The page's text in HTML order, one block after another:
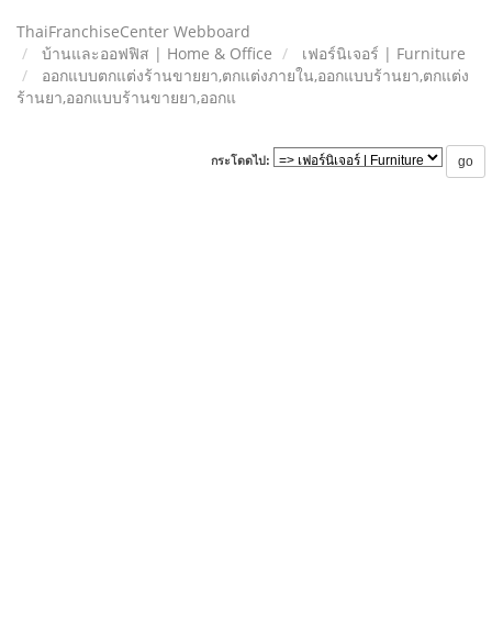
ThaiFranchiseCenter Webboard
บ้านและออฟฟิส | Home & Office
เฟอร์นิเจอร์ | Furniture
ออกแบบตกแต่งร้านขายยา,ตกแต่งภายใน,ออกแบบร้านยา,ตกแต่ง
ร้านยา,ออกแบบร้านขายยา,ออกแ
กระโดดไป: